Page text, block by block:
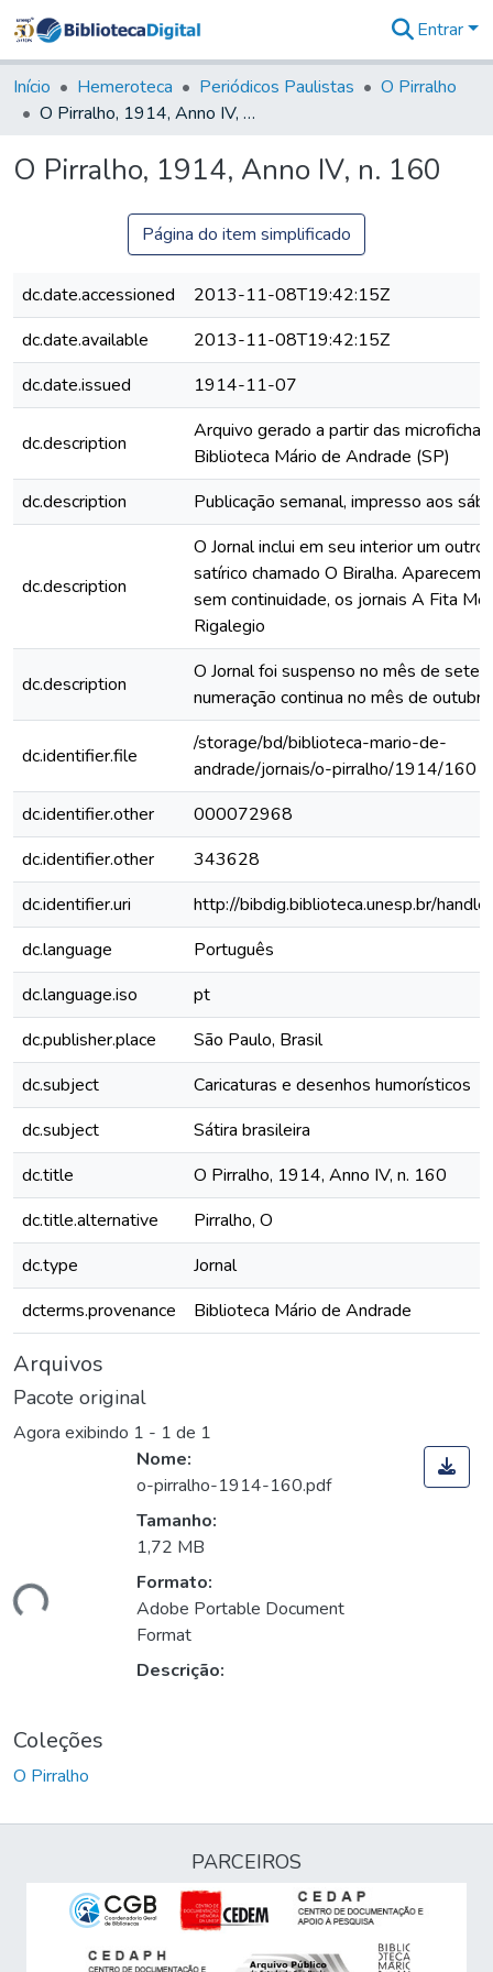
&
Coleções
Tudo na
Digital
Entrar
Início Hemeroteca Periódicos Paulistas
O Pirralho
O Pirralho, 1914, Anno IV, n. 160
O Pirralho, 1914, Anno IV, n. 160
Página do item simplificado
dc.date.accessioned
2013-11-08T19:42:15Z
dc.date.available
2013-11-08T19:42:15Z
dc.date.issued
1914-11-07
dc.description
Arquivo gerado a partir das
Biblioteca Mário de Andrade (SP)
dc.description
Publicação semanal, impresso aos
dc.description
O Jornal inclui em seu interior um outro
satírico chamado O Biralha. Aparecem
sem continuidade, os jornais A Fita
Rigalegio
dc.description
O Jornal foi suspenso no mês de
numeração continua no mês de outubro
dc.identifier.file
/storage/bd/biblioteca-mario-de-
andrade/jornais/o-pirralho/1914/160
dc.identifier.other
000072968
dc.identifier.other
343628
dc.identifier.uri
http://bibdig.biblioteca.unesp.br/
dc.language
Português
dc.language.iso
pt
dc.publisher.place
São Paulo, Brasil
dc.subject
Caricaturas e desenhos humorísticos
dc.subject
Sátira brasileira
dc.title
O Pirralho, 1914, Anno IV, n. 160
dc.title.alternative
Pirralho, O
dc.type
Jornal
dcterms.provenance
Biblioteca Mário de Andrade
Arquivos
Pacote original
Agora exibindo 1 - 1 de 1
Nome:
o-pirralho-1914-160.pdf
Tamanho:
1,72 MB
Formato:
Adobe Portable Document
Format
Descrição:
Coleções
O Pirralho
PARCEIROS